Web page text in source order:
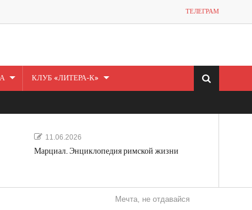
ТЕЛЕГРАМ
КЛУБ «ЛИТЕРА-К»
11.06.2026
Марциал. Энциклопедия римской жизни
Мечта, не отдавайся! «Шведская история